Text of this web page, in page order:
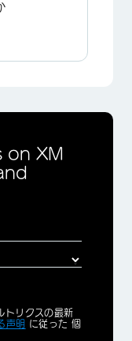
on XM
トリクスの最新
声明 に従った 個